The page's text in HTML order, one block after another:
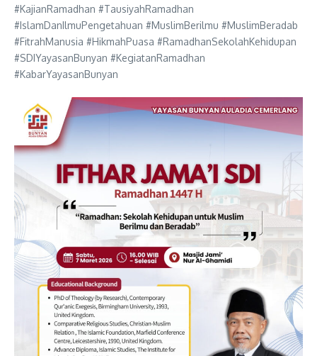
#KajianRamadhan #TausiyahRamadhan
#IslamDanIlmuPengetahuan #MuslimBerilmu #MuslimBeradab
#FitrahManusia #HikmahPuasa #RamadhanSekolahKehidupan
#SDIYayasanBunyan #KegiatanRamadhan
#KabarYayasanBunyan